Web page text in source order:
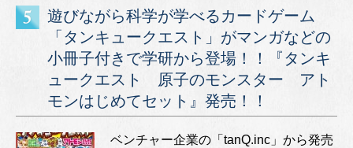
遊びながら科学が学べるカードゲーム
「タンキュークエスト」がマンガなどの
小冊子付きで学研から登場！！『タンキ
ュークエスト 原子のモンスター アト
モンはじめてセット』発売！！
ベンチャー企業の「tanQ.inc」から発売